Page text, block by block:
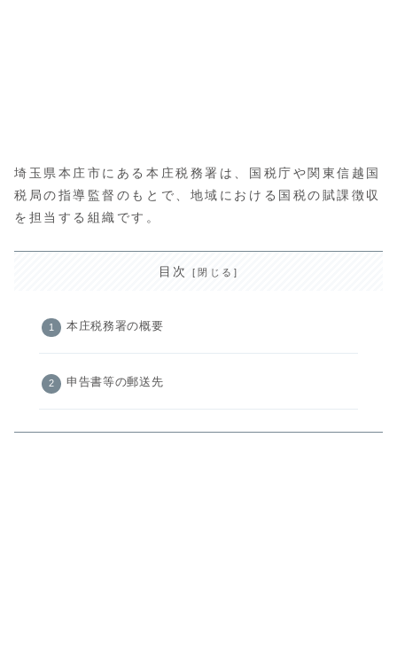
埼玉県本庄市にある本庄税務署は、国税庁や関東信越国
税局の指導監督のもとで、地域における国税の賦課徴収
を担当する組織です。
目次
本庄税務署の概要
申告書等の郵送先